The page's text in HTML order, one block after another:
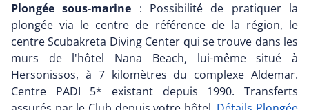
Plongée sous-marine : Possibilité de pratiquer la
plongée via le centre de référence de la région, le
centre Scubakreta Diving Center qui se trouve dans les
murs de l'hôtel Nana Beach, lui-même situé à
Hersonissos, à 7 kilomètres du complexe Aldemar.
Centre PADI 5* existant depuis 1990. Transferts